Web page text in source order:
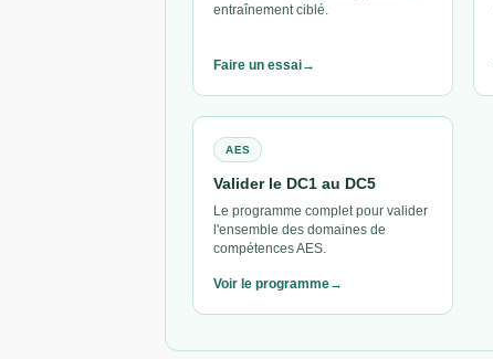
entraînement ciblé.
Faire un essai
AES
Valider le DC1 au DC5
Le programme complet pour valider
l'ensemble des domaines de
compétences AES.
Voir le programme